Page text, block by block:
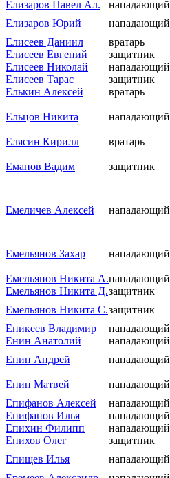
Елизаров Павел Ал.
нападающий
Елизаров Юрий
нападающий
Елисеев Даниил
вратарь
Елисеев Евгений
защитник
Елисеев Николай
нападающий
Елисеев Тарас
защитник
Елькин Алексей
вратарь
Ельцов Никита нападающий
Елясин Кирилл
вратарь
Еманов Вадим защитник
Емеличев Алексей нападающий
Емельянов Захар нападающий
Емельянов Никита А.нападающий
Емельянов Никита Д.защитник
Емельянов Никита С.защитник
Еникеев Владимир
нападающий
Енин Анатолий
нападающий
Енин Андрей
нападающий
Енин Матвей
нападающий
Епифанов Алексей
нападающий
Епифанов Илья
нападающий
Епихин Филипп
нападающий
Епихов Олег
защитник
Епищев Илья
нападающий